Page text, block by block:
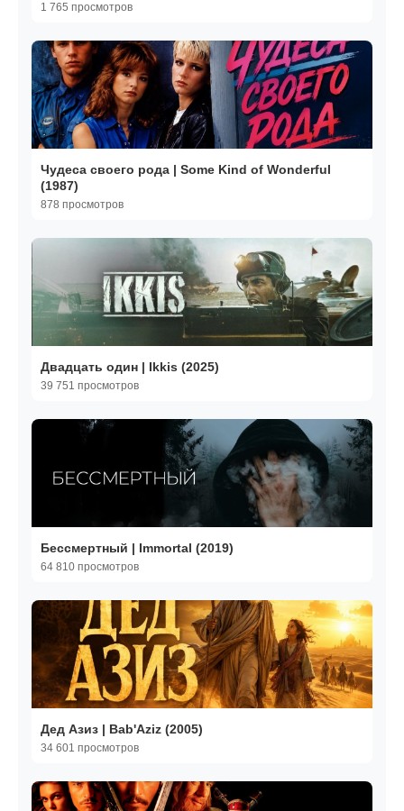
1 765 просмотров
Чудеса своего рода | Some Kind of Wonderful
(1987)
878 просмотров
Двадцать один | Ikkis (2025)
39 751 просмотров
Бессмертный | Immortal (2019)
64 810 просмотров
Дед Азиз | Bab'Aziz (2005)
34 601 просмотров